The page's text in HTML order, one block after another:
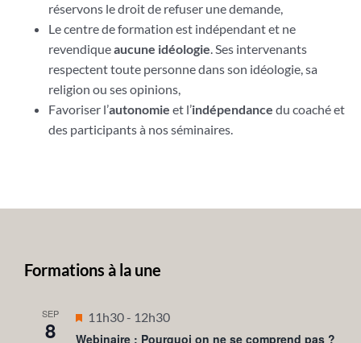
réservons le droit de refuser une demande,
Le centre de formation est indépendant et ne
revendiqueaucune idéologie. Ses intervenants
respectent toute personne dans son idéologie, sa
religion ou ses opinions,
Favoriser l’autonomie et l’indépendance du coaché et
des participants à nos séminaires.
Formations à la une
SEP
8
Mis
en
11h30- 12h30
Webinaire : Pourquoi on ne se comprend pas ?